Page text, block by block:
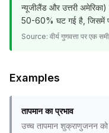
न्यूजीलैंड और उत्तरी
50-60% घट गई है, जिसमें
Source: वीर्य गुणवत्ता पर एक
Examples
तापमान का प्रभाव
उच्च तापमान शुक्राणुजनन